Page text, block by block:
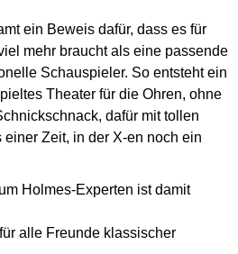
ein Beweis dafür, dass es für
mehr braucht als eine passende
Schauspieler. So entsteht ein
Theater für die Ohren, ohne
dafür mit tollen
Zeit, in der X-en noch ein
Holmes-Experten ist damit
alle Freunde klassischer